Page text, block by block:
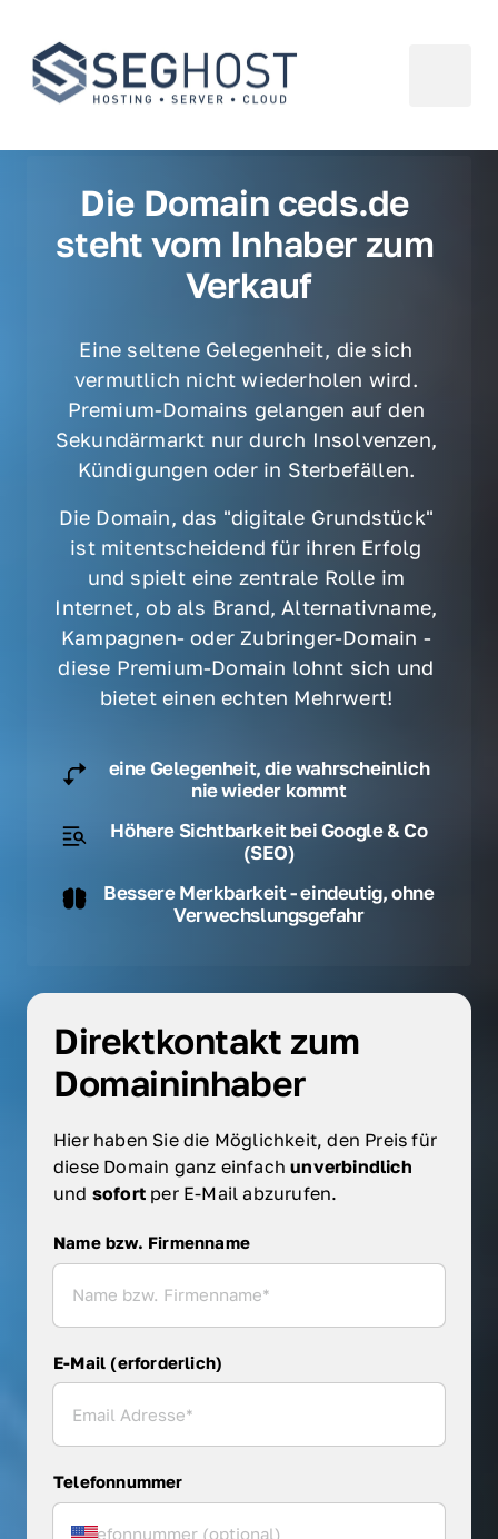
Die Domain ceds.de
steht vom Inhaber zum
Verkauf
Eine seltene Gelegenheit, die sich
vermutlich nicht wiederholen wird.
Premium-Domains gelangen auf den
Sekundärmarkt nur durch Insolvenzen,
Kündigungen oder in Sterbefällen.
Die Domain, das "digitale Grundstück"
ist mitentscheidend für ihren Erfolg
und spielt eine zentrale Rolle im
Internet, ob als Brand, Alternativname,
Kampagnen- oder Zubringer-Domain -
diese Premium-Domain lohnt sich und
bietet einen echten Mehrwert!
eine Gelegenheit, die wahrscheinlich
nie wieder kommt
Höhere Sichtbarkeit bei Google & Co
(SEO)
Bessere Merkbarkeit - eindeutig, ohne
Verwechslungsgefahr
Direktkontakt zum
Domaininhaber
Hier haben Sie die Möglichkeit, den Preis für
diese Domain ganz einfach
und sofort per E-Mail abzurufen.
Name bzw. Firmenname
Name bzw. Firmenname
E-Mail (erforderlich)
Telefonnummer